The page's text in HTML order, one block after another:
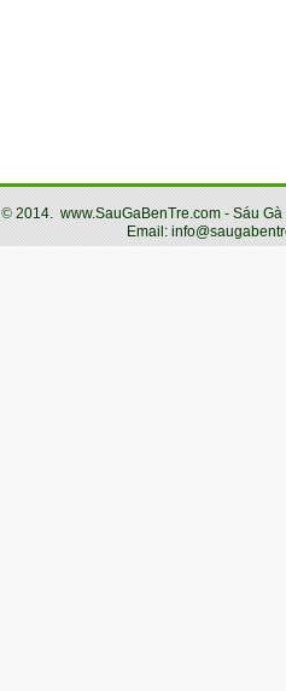
© 2014. www.SauGaBenTre.com - Sáu
Email: